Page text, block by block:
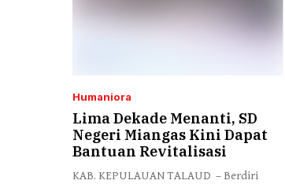
Humaniora
Lima Dekade Menanti, SD
Negeri Miangas Kini Dapat
Bantuan Revitalisasi
KAB. KEPULAUAN TALAUD – Berdiri